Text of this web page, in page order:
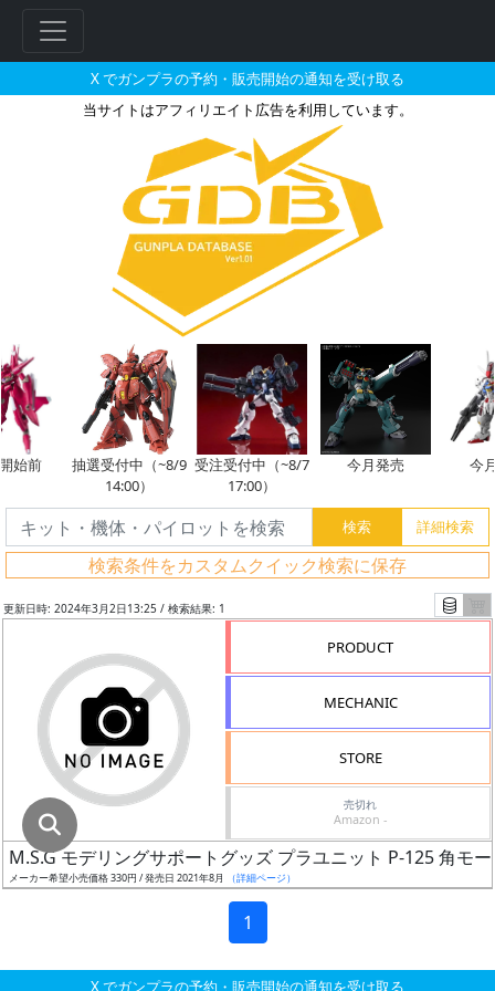
X でガンプラの予約・販売開始の通知を受け取る
当サイトはアフィリエイト広告を利用しています。
M.S.G モデリングサポートグッ
始前
抽選受付中（~8/9
14:00）
受注受付中（~8/7
17:00）
今月発売 今
検索条件をカスタムクイック検索に保存
ー
ド
検
索
グ
レ
成
形
更新日時: 2024年3月2日13:25 / 検索結果: 1
PRODUCT
MECHANIC
STORE
売切れ
Amazon -
M.S.G モデリングサポートグッズ プラユニット P-125 角モ
メーカー希望小売価格 330円 / 発売日 2021年8月 （詳細ページ）
1
X でガンプラの予約・販売開始の通知を受け取る